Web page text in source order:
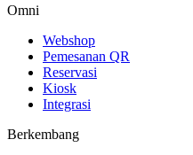
Omni
Webshop
Pemesanan QR
Reservasi
Kiosk
Integrasi
Berkembang